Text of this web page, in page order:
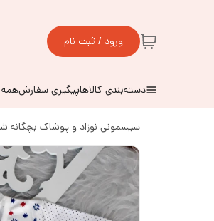
ورود / ثبت نام
دسته‌بندی کالاهاپیگیری سفارش
سیسمونی نوزاد و پوشاک بچگانه